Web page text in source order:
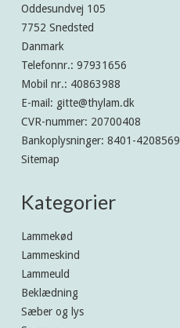
Oddesundvej 105
7752 Snedsted
Danmark
Telefonnr.: 97931656
Mobil nr.: 40863988
E-mail : gitte@thylam.dk
CVR-nummer: 20700408
Bankoplysninger: 8401-4208569
Sitemap
Kategorier
Lammekød
Lammeskind
Lammeuld
Beklædning
Sæber og lys